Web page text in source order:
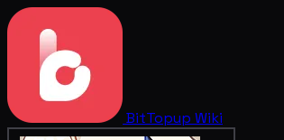
BitTopup Wiki